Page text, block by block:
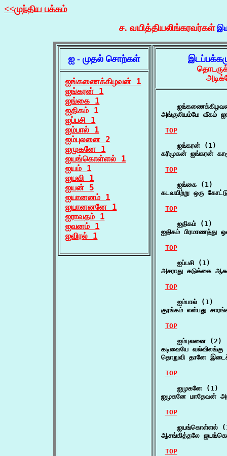
<<முந்திய பக்கம்
ச. வயித்தியலிங்கரவர்கள்
ஐ - முதல் சொற்கள்
ஐங்கணைக்கிழவன் 1
ஐங்கரன் 1
ஐங்கை 1
ஐதிகம் 1
ஐப்பசி 1
ஐம்பால் 1
ஐம்புலனை 2
ஐமுகனே 1
ஐயங்கொள்ளல் 1
ஐயம் 1
ஐயவி 1
ஐயன் 5
ஐயானனம் 1
ஐயானனனே 1
ஐராவதம் 1
ஐவனம் 1
ஐவிரல் 1
அங்குலியம்மே
TOP
    ஐங்கரன் (1)
கரிமுகன் ஐங்கரன்
TOP
    ஐங்கை (1)
கடவயிற்று ஒரு
TOP
    ஐதிகம் (1)
ஐதிகம்
TOP
    ஐப்பசி (1)
அசராது கடுக்கை
TOP
    ஐம்பால் (1)
குரங்கம் என்பது
TOP
    ஐம்புலனை (2)
கடிவையே
தொறுவி தானே
TOP
    ஐமுகனே (1)
ஐமுகனே மாதேவன்
TOP
ஐயங்கொள்ளல்
ஆசங்கித்தலே
TOP